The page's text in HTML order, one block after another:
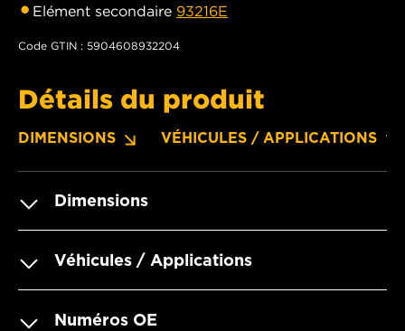
Elément secondaire 93216E
Code GTIN : 5904608932204
Détails du produit
DIMENSIONS VÉHICULES / APPLICATIONS
Dimensions
Véhicules / Applications
Numéros OE